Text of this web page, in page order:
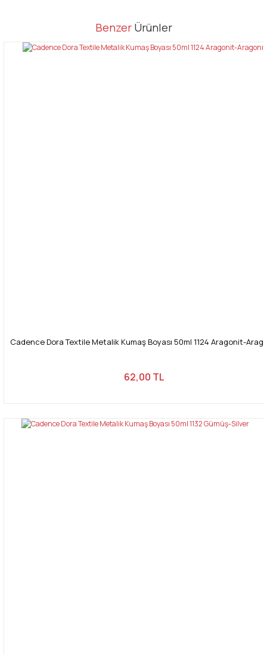
Bu ürüne ilk yorumu siz yapın!
Bu ürünün fiyat bilgisi, resim, ürün açıklamalarında ve diğer
tarafımıza iletebilirsiniz.
Benzer Ürünler
Cadence Dora Textile Metalik Kumaş Boyası 50ml 1124 Aragonit-
62,00 TL